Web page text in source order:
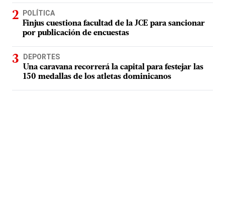
POLÍTICA
Finjus cuestiona facultad de la JCE para sancionar
por publicación de encuestas
DEPORTES
Una caravana recorrerá la capital para festejar las
150 medallas de los atletas dominicanos